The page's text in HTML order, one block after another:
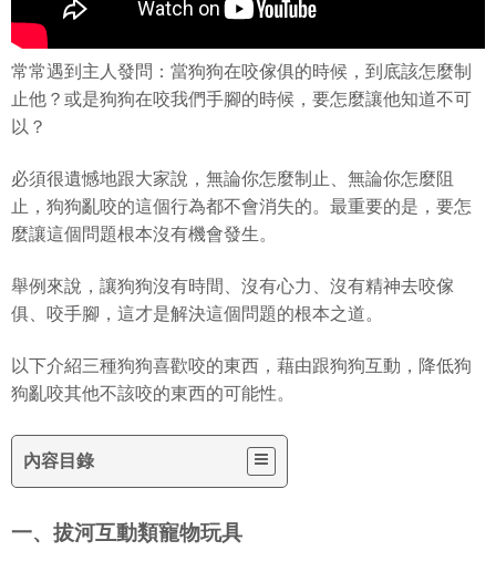
常常遇到主人發問：當狗狗在咬傢俱的時候，到底該怎麼制
止他？或是狗狗在咬我們手腳的時候，要怎麼讓他知道不可
以？
必須很遺憾地跟大家說，無論你怎麼制止、無論你怎麼阻
止，狗狗亂咬的這個行為都不會消失的。最重要的是，要怎
麼讓這個問題根本沒有機會發生。
舉例來說，讓狗狗沒有時間、沒有心力、沒有精神去咬傢
俱、咬手腳，這才是解決這個問題的根本之道。
以下介紹三種狗狗喜歡咬的東西，藉由跟狗狗互動，降低狗
狗亂咬其他不該咬的東西的可能性。
內容目錄
一、拔河互動類寵物玩具